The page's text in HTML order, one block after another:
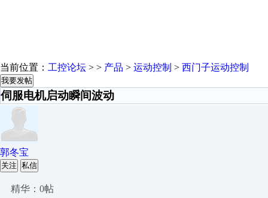
当前位置： 工控论坛 > > 产品 > 运动控制 > 西门子运动控制
我要发帖
伺服电机启动瞬间波动
郭冬宝
关注 私信
精华：0帖